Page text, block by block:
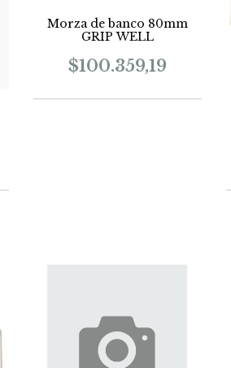
Morza de banco 80mm
GRIP WELL
$100.359,19